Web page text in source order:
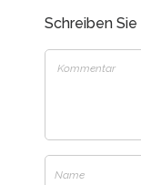
Schreiben